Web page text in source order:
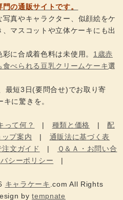
の通販サイトです。
写真やキャラクター、似顔絵をケ
、マスコットや立体ケーキにも出
彩に合成着色料は未使用。 1歳赤
食べられる豆乳クリームケーキ選
最短3日(要問合せ)でお取り寄
に驚きを。
って何？ | 種類と価格 |配
ップ案内 | 通販法に基づく表
文ガイド |
Ｑ＆Ａ・お問い合
シーポリシー |
キャラケーキ .com All Rights
bytempnate